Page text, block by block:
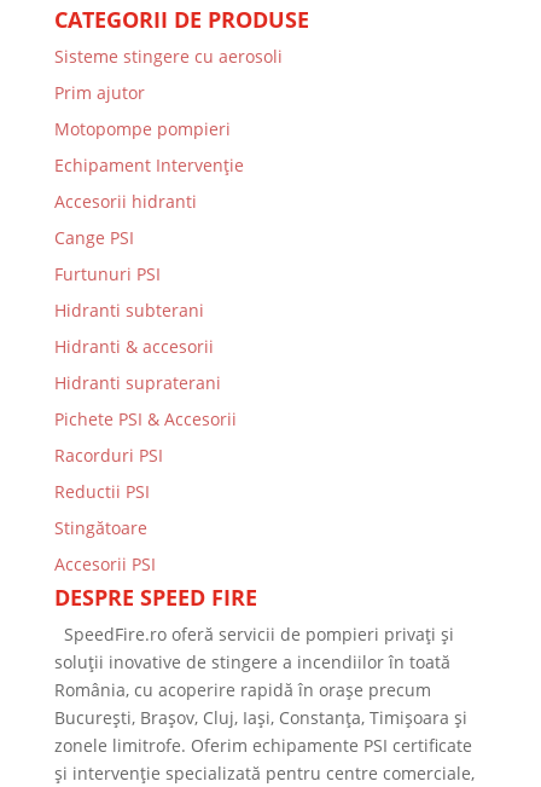
CATEGORII DE PRODUSE
Sisteme stingere cu aerosoli
Prim ajutor
Motopompe pompieri
Echipament Intervenție
Accesorii hidranti
Cange PSI
Furtunuri PSI
Hidranti subterani
Hidranti & accesorii
Hidranti supraterani
Pichete PSI & Accesorii
Racorduri PSI
Reductii PSI
Stingătoare
Accesorii PSI
DESPRE SPEED FIRE
SpeedFire.ro oferă servicii de pompieri privați și
soluții inovative de stingere a incendiilor în toată
România, cu acoperire rapidă în orașe precum
București, Brașov, Cluj, Iași, Constanța, Timișoara și
zonele limitrofe. Oferim echipamente PSI certificate
și intervenție specializată pentru centre comerciale,